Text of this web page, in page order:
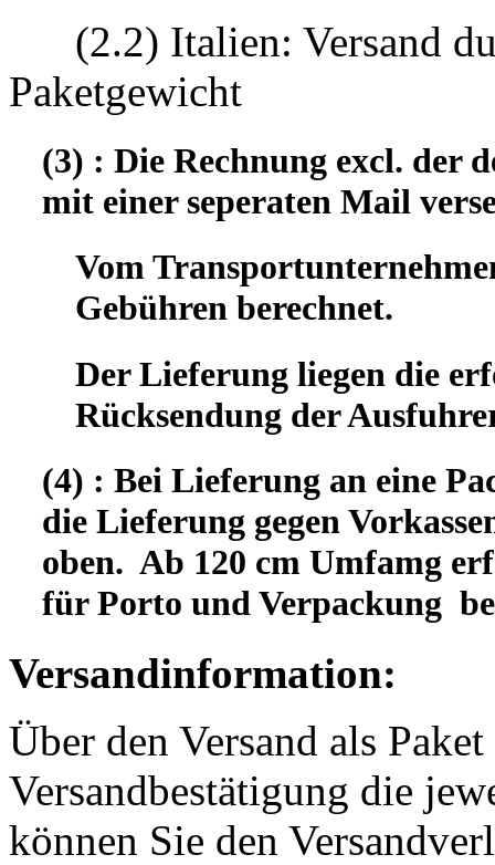
(2.2) Italien: Versand
Paketgewicht
(3) : Die Rechnung excl. der
mit einer seperaten Mail
Vom
Gebühren berechnet.
Der Lieferung liegen die
Rücksendung der
(4) : Bei Lieferung an eine
die Lieferung gegen
oben. Ab 120 cm Umfamg
für Porto und Verpackung
Versandinformation:
Über den Versand als
Versandbestätigung die
können Sie den